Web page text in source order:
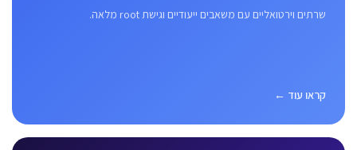
שרתים וירטואליים עם משאבים ייעודיים וגישת root מלאה.
קראו עוד ←